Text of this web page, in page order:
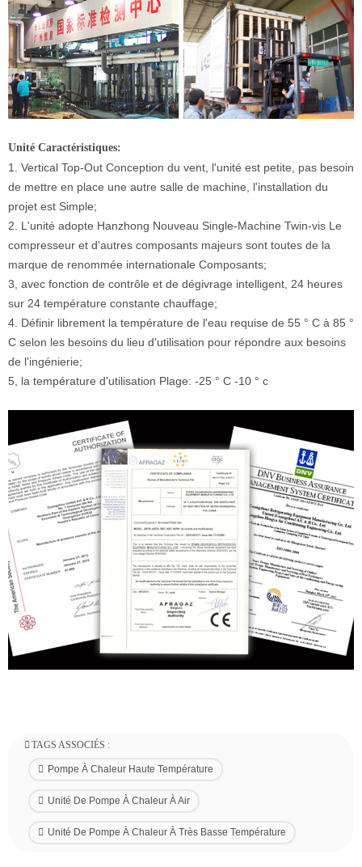
Unité Caractéristiques:
1. Vertical Top-Out Conception du vent, l'unité est petite, pas besoin
de mettre en place une autre salle de machine, l'installation du
projet est Simple;
2. L'unité adopte Hanzhong Nouveau Single-Machine Twin-vis Le
compresseur et d'autres composants majeurs sont toutes de la
marque de renommée internationale Composants;
3, avec fonction de contrôle et de dégivrage intelligent, 24 heures
sur 24 température constante chauffage;
4. Définir librement la température de l'eau requise de 55 ° C à 85 °
C selon les besoins du lieu d'utilisation pour répondre aux besoins
de l'ingénierie;
5, la température d'utilisation Plage: -25 ° C -10 ° c
TAGS ASSOCIÉS :
Pompe À Chaleur Haute Température
Unité De Pompe À Chaleur À Air
Unité De Pompe À Chaleur À Très Basse Température